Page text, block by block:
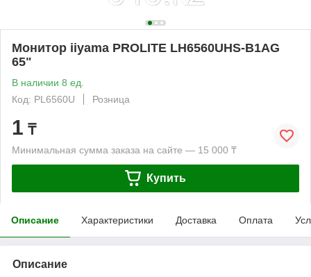
Монитор iiyama PROLITE LH6560UHS-B1AG
65"
В наличии 8 ед.
Код: PL6560U
Розница
1 ₸
Минимальная сумма заказа на сайте — 15 000 ₸
Купить
Описание Характеристики Доставка Оплата
Описание